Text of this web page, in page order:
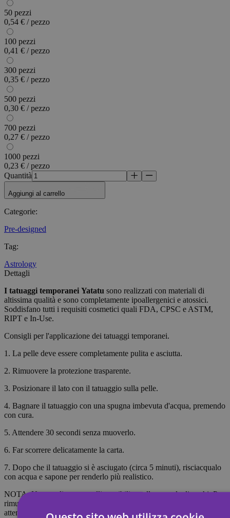
50 pezzi
0,54 € / pezzo
100 pezzi
0,41 € / pezzo
300 pezzi
0,35 € / pezzo
500 pezzi
0,30 € / pezzo
700 pezzi
0,27 € / pezzo
1000 pezzi
0,23 € / pezzo
Quantità
Aggiungi al carrello
Categorie:
Pre-designed
Tag:
Astrology
Dettagli
I tatuaggi temporanei Yatatu sono realizzati con materiali di
altissima qualità e sono completamente ipoallergenici e atossici.
Soddisfano tutti i requisiti cosmetici quali FDA, CPSC e ASTM,
RIPT e In-Use.
Consigli per l'applicazione dei tatuaggi temporanei.
1. La pelle deve essere completamente pulita e asciutta.
2. Rimuovere la protezione trasparente.
3. Posizionare il lato con il tatuaggio sulla pelle.
4. Bagnare il tatuaggio con una spugna imbevuta d'acqua, premendo
con cura.
5. Attendere 30 secondi senza muoverlo.
6. Far scorrere delicatamente la carta.
7. Dopo che il tatuaggio si è asciugato (circa 5 minuti), risciacqualo
con acqua e sapone per renderlo più realistico.
NOTA: Non applicare su pelli sensibili o nella zona degli occhi. Per
rimuovere il tatuaggio, imbevilo di olio per il corpo, crema o alcol;
attendi 20 secondi, quindi strofina con un batuffolo di cotone.